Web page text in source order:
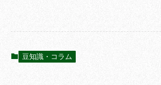
豆知識・コラム